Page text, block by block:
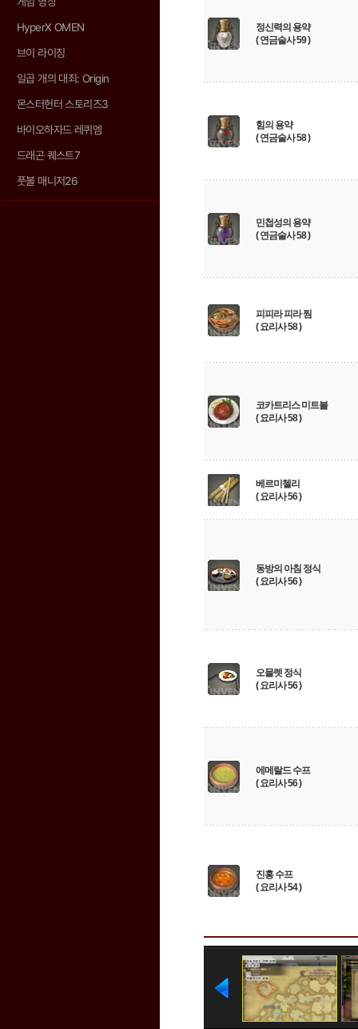
HyperX OMEN
브이 라이징
일곱 개의 대죄: Origin
몬스터헌터 스토리즈3
바이오하자드 레퀴엠
드래곤 퀘스트7
풋볼 매니저26
정신력의 용약
( 연금술사 59 )
힘의 용약
( 연금술사 58 )
민첩성의 용약
( 연금술사 58 )
피피라 피라 찜
( 요리사 58 )
코카트리스 미트볼
( 요리사 58 )
베르미첼리
( 요리사 56 )
동방의 아침 정식
( 요리사 56 )
오믈렛 정식
( 요리사 56 )
에메랄드 수프
( 요리사 56 )
진홍 수프
( 요리사 54 )